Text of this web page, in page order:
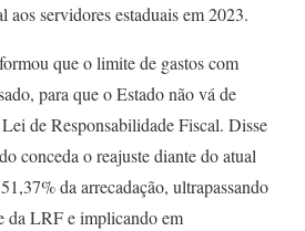
aos servidores estaduais em 2023.
que o limite de gastos com
para que o Estado não vá de
de Responsabilidade Fiscal. Disse
conceda o reajuste diante do atual
da arrecadação, ultrapassando
da LRF e implicando em